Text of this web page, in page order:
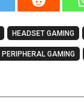
HEADSET GAMING
PERIPHERAL GAMING